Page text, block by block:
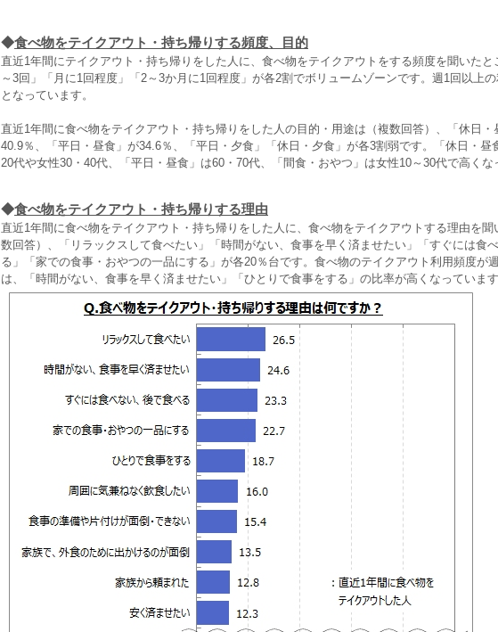
◆食べ物をテイクアウト・持ち帰りする頻度、目的
直近1年間にテイクアウト・持ち帰りをした人に、食べ物をテイクアウトをする頻度を聞いたと
～3回」「月に1回程度」「2～3か月に1回程度」が各2割でボリュームゾーンです。週1回以上
となっています。
直近1年間に食べ物をテイクアウト・持ち帰りをした人の目的・用途は（複数回答）、「休日・
40.9％、「平日・昼食」が34.6％、「平日・夕食」「休日・夕食」が各3割弱です。「休日・昼
20代や女性30・40代、「平日・昼食」は60・70代、「間食・おやつ」は女性10～30代で高くな
◆食べ物をテイクアウト・持ち帰りする理由
直近1年間に食べ物をテイクアウト・持ち帰りをした人に、食べ物をテイクアウトする理由を聞
数回答）、「リラックスして食べたい」「時間がない、食事を早く済ませたい」「すぐには食
る」「家での食事・おやつの一品にする」が各20％台です。食べ物のテイクアウト利用頻度が
は、「時間がない、食事を早く済ませたい」「ひとりで食事をする」の比率が高くなっています